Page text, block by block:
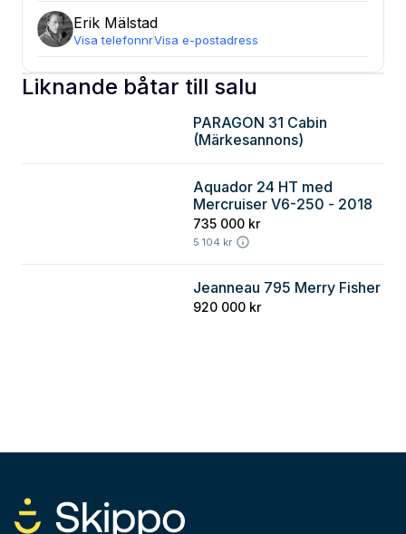
Erik Mälstad
Visa telefonnrVisa e-postadress
Liknande båtar till salu
PARAGON 31 Cabin
(Märkesannons)
Aquador 24 HT med
Mercruiser V6-250 - 2018
735 000 kr
5 104 kr
Jeanneau 795 Merry Fisher
920 000 kr